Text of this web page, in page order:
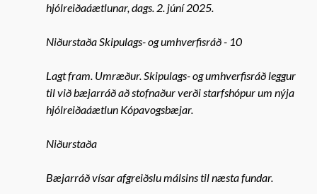
hjólreiðaáætlunar, dags. 2. júní 2025.
Niðurstaða Skipulags- og umhverfisráð - 10
Lagt fram. Umræður. Skipulags- og umhverfisráð leggur
til við bæjarráð að stofnaður verði starfshópur um nýja
hjólreiðaáætlun Kópavogsbæjar.
Niðurstaða
Bæjarráð vísar afgreiðslu málsins til næsta fundar.